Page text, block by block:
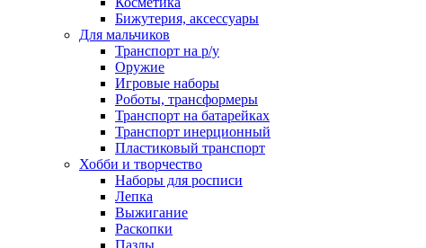
Бижутерия, аксессуары
Для мальчиков
Транспорт на р/у
Оружие
Игровые наборы
Роботы, трансформеры
Транспорт на батарейках
Транспорт инерционный
Пластиковый транспорт
Хобби и творчество
Наборы для росписи
Лепка
Выжигание
Раскопки
Пазлы